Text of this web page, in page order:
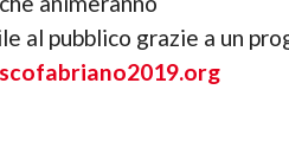
al pubblico grazie a un